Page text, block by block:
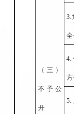
（三）
不予公
开
3.
全
4.
5.